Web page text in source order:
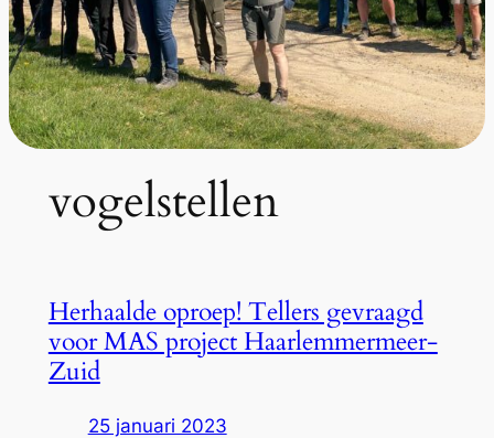
vogelstellen
Herhaalde oproep! Tellers gevraagd
voor MAS project Haarlemmermeer-
Zuid
25 januari 2023